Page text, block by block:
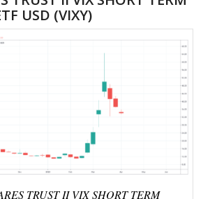
USD (VIXY)
TRUST II VIX SHORT TERM